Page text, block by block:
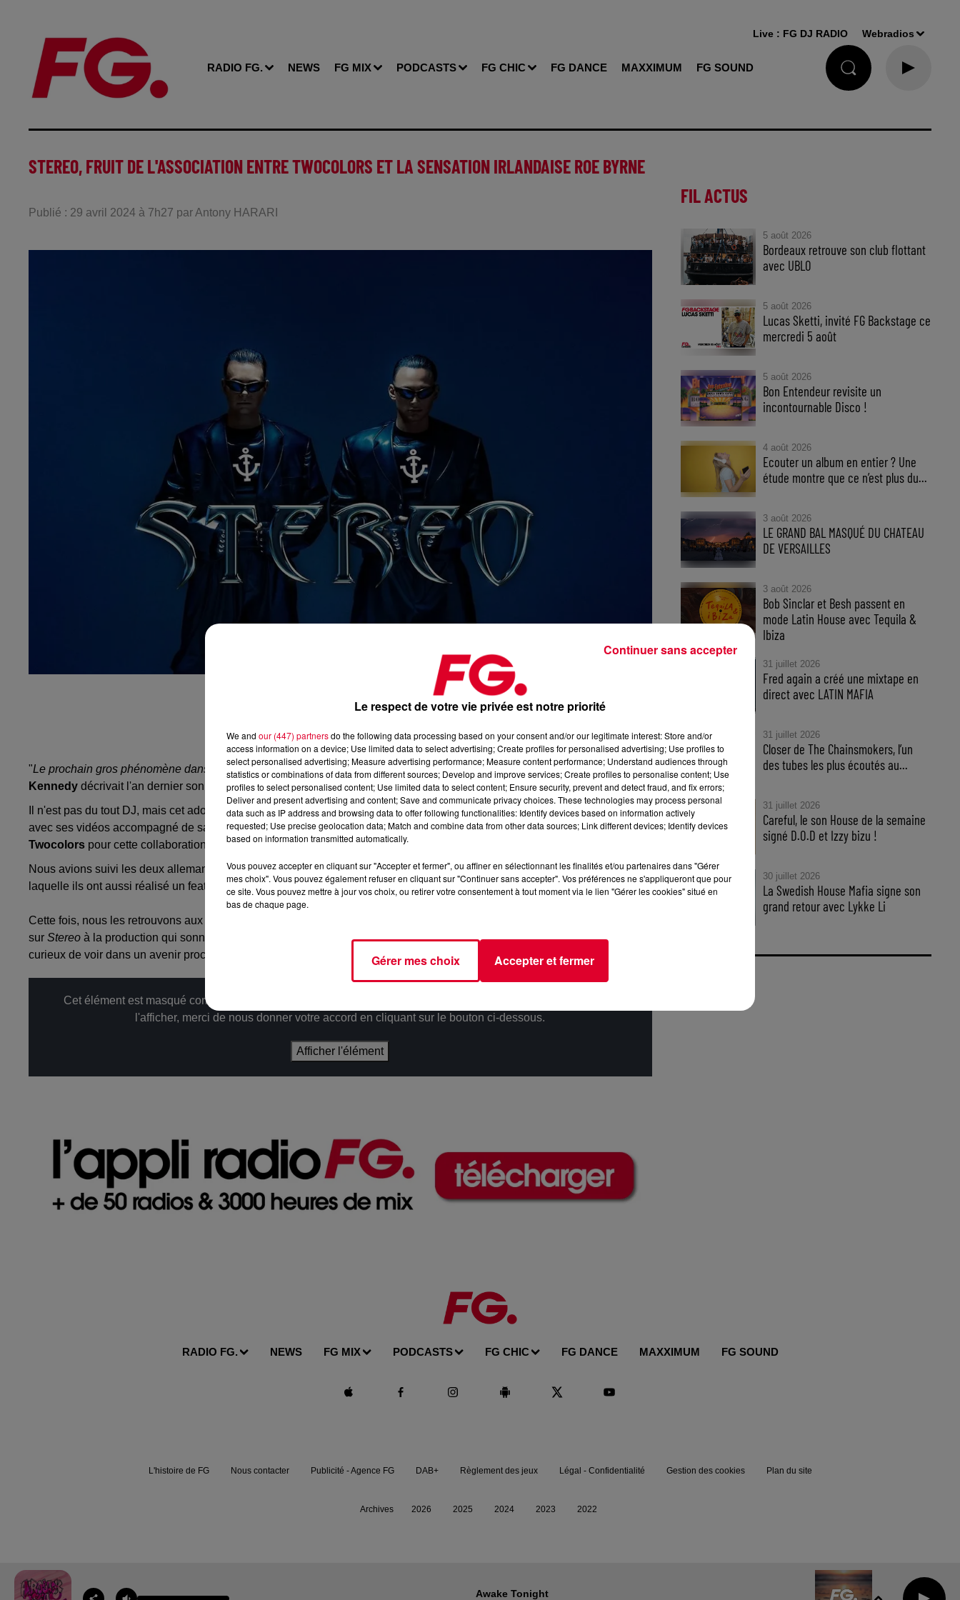
RADIO FG. NEWS FG MIX PODCASTS FG CHIC FG DANCE MAXXIMUM FG SOUND
Live : FG DJ RADIO Webradios
STEREO, FRUIT DE L'ASSOCIATION ENTRE TWOCOLORS ET LA SENSATION IRLANDAISE ROE BYRNE
Publié : 29 avril 2024 à 7h27 par Antony HARARI
Crédit :
"Le prochain gros phénomène dans la musique irlandaise", c'est par ces mots que le célèbre artiste irlandaisDermot
Kennedy décrivait l'an dernier son jeune compatrioteRoe Byrne.
Il n'est pas du tout DJ, mais cet adolescent, 19 ans seulement aujourd'hui, a bluffé son monde notamment via Instagram
avec ses vidéos accompagné de sa guitare et surtout d'un micro. Car c'est sans doute la voix qui a interpellé le duo
Twocolors pour cette collaboration sur ce nouveau trackStereo.
Nous avions suivi les deux allemands après de bons titres commePassionen 2021 ou Feel it 2en 2022, année durant
laquelle ils ont aussi réalisé un featuring avec l'artiste français Pascal Letoublon.
Cette fois, nous les retrouvons aux côtés de ce jeune talent
sur Stereo à la production qui sonne très vintage avec des sonorités par moments Eurodance à l'allemande. Il ne serait pas
curieux de voir dans un avenir proche d'autres DJs collaborer avec Roe Byrne.
Cet élément est masqué compte-tenu du refus du dépôt de cookies que vous avez exprimé. Si vous souhaitez
l'afficher, merci de nous donner votre accord en cliquant sur le bouton ci-dessous.
Afficher l'élément
FIL ACTUS
5 août 2026
Bordeaux retrouve son club flottant
avec UBLO
5 août 2026
Lucas Sketti, invité FG Backstage ce
mercredi 5 août
5 août 2026
Bon Entendeur revisite un
incontournable Disco !
4 août 2026
Ecouter un album en entier ? Une
étude montre que ce n’est plus du...
3 août 2026
LE GRAND BAL MASQUÉ DU CHATEAU
DE VERSAILLES
3 août 2026
Bob Sinclar et Besh passent en
mode Latin House avec Tequila &
Ibiza
31 juillet 2026
Fred again a créé une mixtape en
direct avec LATIN MAFIA
31 juillet 2026
Closer de The Chainsmokers, l’un
des tubes les plus écoutés au...
31 juillet 2026
Careful, le son House de la semaine
signé D.O.D et Izzy bizu !
30 juillet 2026
La Swedish House Mafia signe son
grand retour avec Lykke Li
RADIO FG. NEWS FG MIX PODCASTS FG CHIC FG DANCE MAXXIMUM FG SOUND
Awake Tonight
L'histoire de FG Nous contacter Publicité - Agence FG DAB+ Règlement des jeux Légal - Confidentialité Gestion des cookies Plan du site
Archives 2026 2025 2024 2023 2022
Le respect de votre vie privée est notre priorité
We and our (447) partnersdo the following data processing based on your consent and/or our legitimate interest: Store and/or
access information on a device; Use limited data to select advertising; Create profiles for personalised advertising; Use profiles to
select personalised advertising; Measure advertising performance; Measure content performance; Understand audiences through
statistics or combinations of data from different sources; Develop and improve services; Create profiles to personalise content; Use
profiles to select personalised content; Use limited data to select content; Ensure security, prevent and detect fraud, and fix errors;
Deliver and present advertising and content; Save and communicate privacy choices. These technologies may process personal
data such as IP address and browsing data to offer following functionalities: Identify devices based on information actively
requested; Use precise geolocation data; Match and combine data from other data sources; Link different devices; Identify devices
based on information transmitted automatically.
Vous pouvez accepter en cliquant sur "Accepter et fermer", ou affiner en sélectionnant les finalités et/ou partenaires dans "Gérer
mes choix". Vous pouvez également refuser en cliquant sur "Continuer sans accepter". Vos préférences ne s'appliqueront que pour
ce site. Vous pouvez mettre à jour vos choix, ou retirer votre consentement à tout moment via le lien "Gérer les cookies" situé en
bas de chaque page.
Gérer mes choix Accepter et fermer
Continuer sans accepter